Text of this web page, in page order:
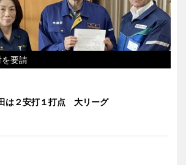
要請
は２安打１打点 大リーグ